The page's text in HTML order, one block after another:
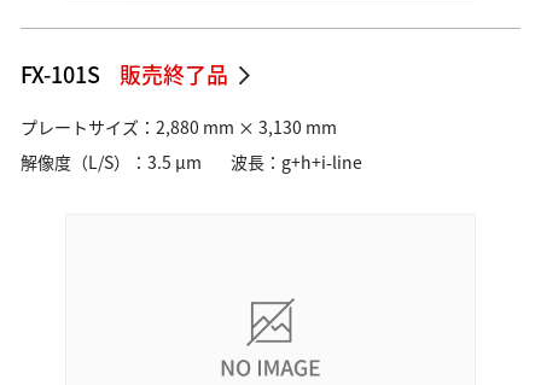
FX-101S 販売終了品
プレートサイズ：2,880 mm × 3,130 mm
解像度（L/S）：3.5 µm
波長：g+h+i-line